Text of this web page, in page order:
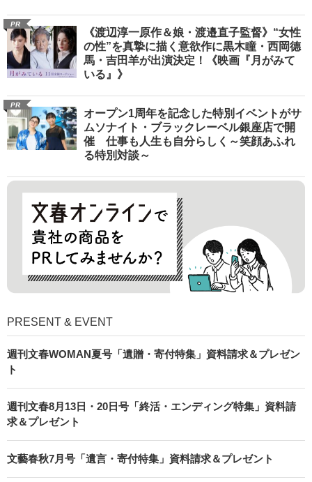
PR
《渡辺淳一原作＆娘・渡邉直子監督》“女性
の性”を真摯に描く意欲作に黒木瞳・西岡德
馬・吉田羊が出演決定！《映画『月がみて
いる』》
PR
オープン1周年を記念した特別イベントがサ
ムソナイト・ブラックレーベル銀座店で開
催 仕事も人生も自分らしく～笑顔あふれ
る特別対談～
PRESENT & EVENT
週刊文春WOMAN夏号「遺贈・寄付特集」資料請求＆プレゼン
ト
週刊文春8月13日・20日号「終活・エンディング特集」資料請
求＆プレゼント
文藝春秋7月号「遺言・寄付特集」資料請求＆プレゼント